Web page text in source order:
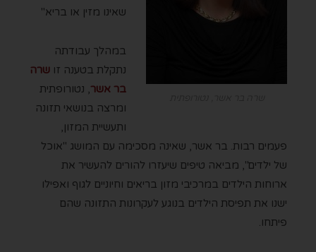
שאינו מזין או בריא"
במהלך עבודתה
נתקלת בטענה זו שרה
בר אשר, נטורופתית
ומרצה בנושאי תזונה
ותעשיית המזון,
פעמים רבות. בר אשר, שאינה מסכימה עם המושג "אוכל
של ילדים", מביאה טיפים שיעזרו להורים להעשיר את
ארוחות הילדים במרכיבי מזון בריאים וחיוניים לגוף ואפילו
ישנו את תפיסת הילדים בנוגע לעקרונות התזונה שהם
פיתחו.